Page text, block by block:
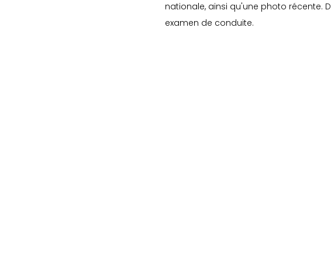
nationale, ainsi qu'une photo récente.
examen de conduite.